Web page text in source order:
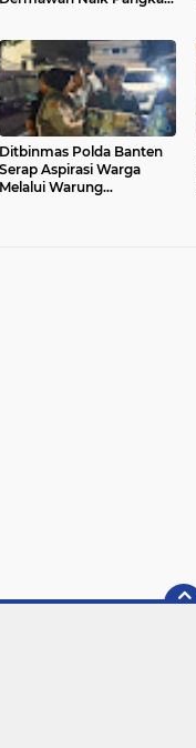
Cilegon
Ditbinmas Polda Banten
Serap Aspirasi Warga
Melalui Warung